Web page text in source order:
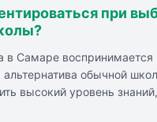
Такие школы часто
уровнем обучения,
к развитию
Плюсы частных школ:
обучения,
при
в Самаре воспринимается
альтернатива обычной
высокий уровень знаний,